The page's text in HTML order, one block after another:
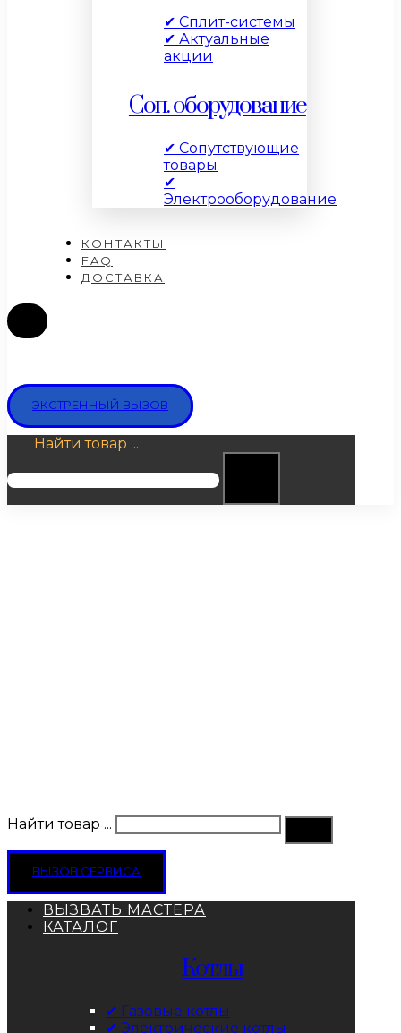
✔ Сплит-системы
✔ Актуальные
акции
Соп. оборудование
✔ Сопутствующие
товары
✔
Электрооборудование
КОНТАКТЫ
FAQ
ДОСТАВКА
ЭКСТРЕННЫЙ ВЫЗОВ
Найти товар ...
Найти товар ...
ВЫЗОВ СЕРВИСА
ВЫЗВАТЬ МАСТЕРА
КАТАЛОГ
Котлы
✔ Газовые котлы
✔ Электрические котлы